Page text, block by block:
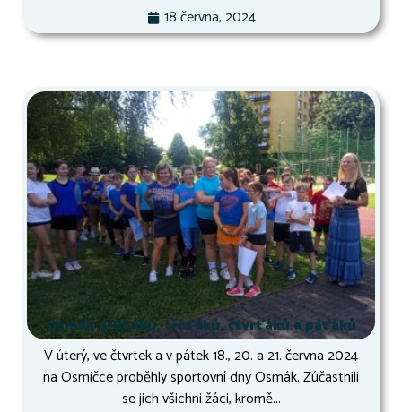
18 června, 2024
Osmák druháků, třeťáků, čtvrťáků a páťáků
V úterý, ve čtvrtek a v pátek 18., 20. a 21. června 2024
na Osmičce proběhly sportovní dny Osmák. Zúčastnili
se jich všichni žáci, kromě...